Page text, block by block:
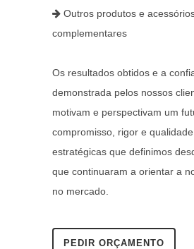
Outros produtos e
complementares
Os resultados obtidos e a
demonstrada pelos nossos
motivam e perspectivam um
compromisso, rigor e
estratégicas que definimos
que continuaram a orientar a
no mercado.
PEDIR ORÇAMENTO